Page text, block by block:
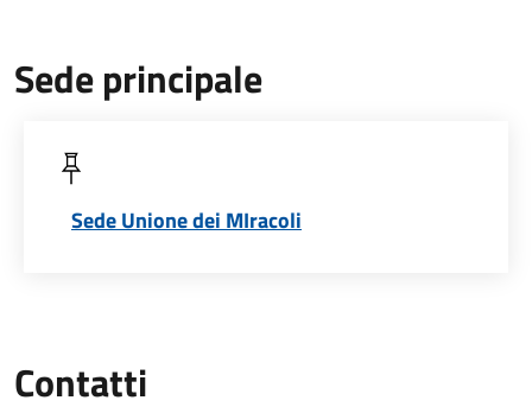
Sede principale
Sede Unione dei MIracoli
Contatti